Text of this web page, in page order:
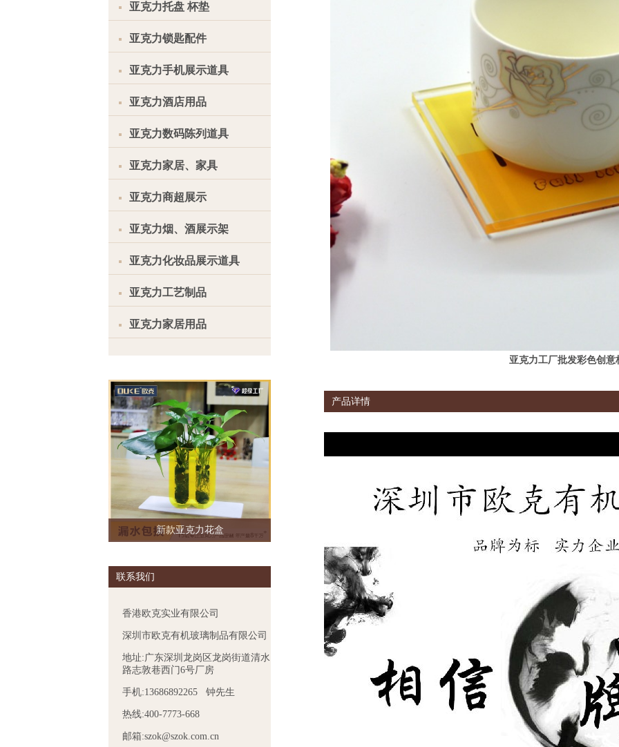
亚克力托盘 杯垫
亚克力锁匙配件
亚克力手机展示道具
亚克力酒店用品
亚克力数码陈列道具
亚克力家居、家具
亚克力商超展示
亚克力烟、酒展示架
亚克力化妆品展示道具
亚克力工艺制品
亚克力家居用品
新款亚克力花盒
联系我们
香港欧克实业有限公司
深圳市欧克有机玻璃制品有限公司
地址:广东深圳龙岗区龙岗街道清水
路志敦巷西门6号厂房
手机:13686892265 钟先生
热线:400-7773-668
邮箱:szok@szok.com.cn
亚克力工厂批发彩色创意
产品详情